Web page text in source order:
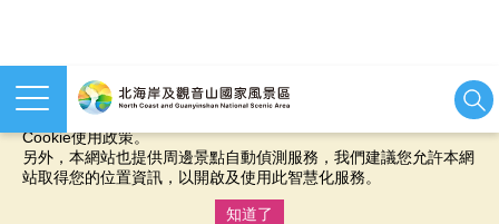
本網站使用cookies等相關技術以持續優化網站服務，並有助於為
您提供更佳的體驗，當您繼續使用本網站即表示您同意我們的
Cookie使用政策。
另外，本網站也提供周邊景點自動偵測服務，我們建議您允許本網
站取得您的位置資訊，以開啟及使用此智慧化服務。
知道了